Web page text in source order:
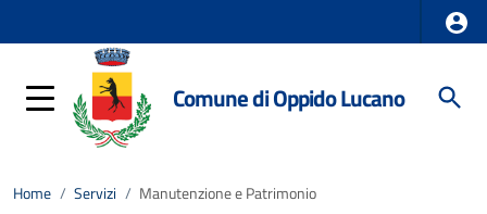
Comune di Oppido Lucano
Home / Servizi / Manutenzione e Patrimonio